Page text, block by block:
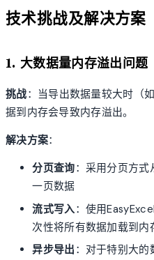
技术挑战及解决方案
1. 大数据量内存溢出问题
挑战：当导出数据量较大时（
据到内存会导致内存溢出。
解决方案：
分页查询：采用分页方
一页数据
流式写入：使用
次性将所有数据加载到内
异步导出 ：对于特别大